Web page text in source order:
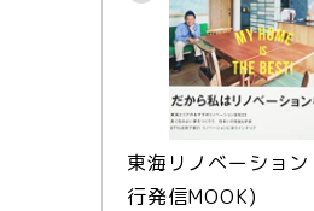
東海リノベーショ
行発信MOOK)